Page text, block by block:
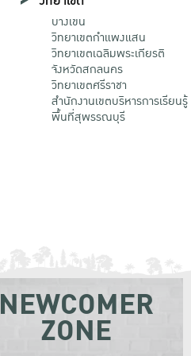
บางเขน
วิทยาเขตกําแพงแสน
วิทยาเขตเฉลิมพระเกียรติ
จังหวัดสกลนคร
วิทยาเขตศรีราชา
สำนักงานเขตบริหารการเรียนรู้
พื้นที่สุพรรณบุรี
NEWCOMER
ZONE